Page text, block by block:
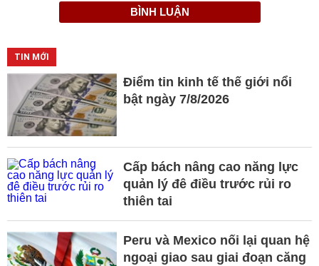
BÌNH LUẬN
TIN MỚI
Điểm tin kinh tế thế giới nổi
bật ngày 7/8/2026
Cấp bách nâng cao năng lực
quản lý đê điều trước rủi ro
thiên tai
Peru và Mexico nối lại quan hệ
ngoại giao sau giai đoạn căng